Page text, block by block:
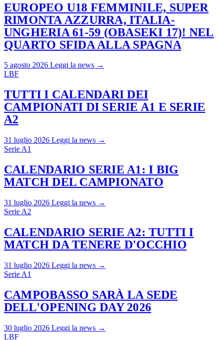
EUROPEO U18 FEMMINILE, SUPER
RIMONTA AZZURRA, ITALIA-
UNGHERIA 61-59 (OBASEKI 17)! NEL
QUARTO SFIDA ALLA SPAGNA
5 agosto 2026 Leggi la news →
LBF
TUTTI I CALENDARI DEI
CAMPIONATI DI SERIE A1 E SERIE
A2
31 luglio 2026 Leggi la news →
Serie A1
CALENDARIO SERIE A1: I BIG
MATCH DEL CAMPIONATO
31 luglio 2026 Leggi la news →
Serie A2
CALENDARIO SERIE A2: TUTTI I
MATCH DA TENERE D'OCCHIO
31 luglio 2026 Leggi la news →
Serie A1
CAMPOBASSO SARÀ LA SEDE
DELL'OPENING DAY 2026
30 luglio 2026 Leggi la news →
LBF